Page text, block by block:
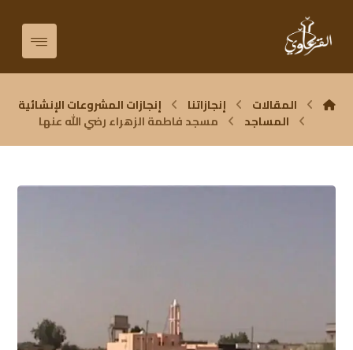
المقالات إنجازاتنا
إنجازات المشروعات الإنشائية
المساجد
مسجد فاطمة الزهراء رضي الله عنها